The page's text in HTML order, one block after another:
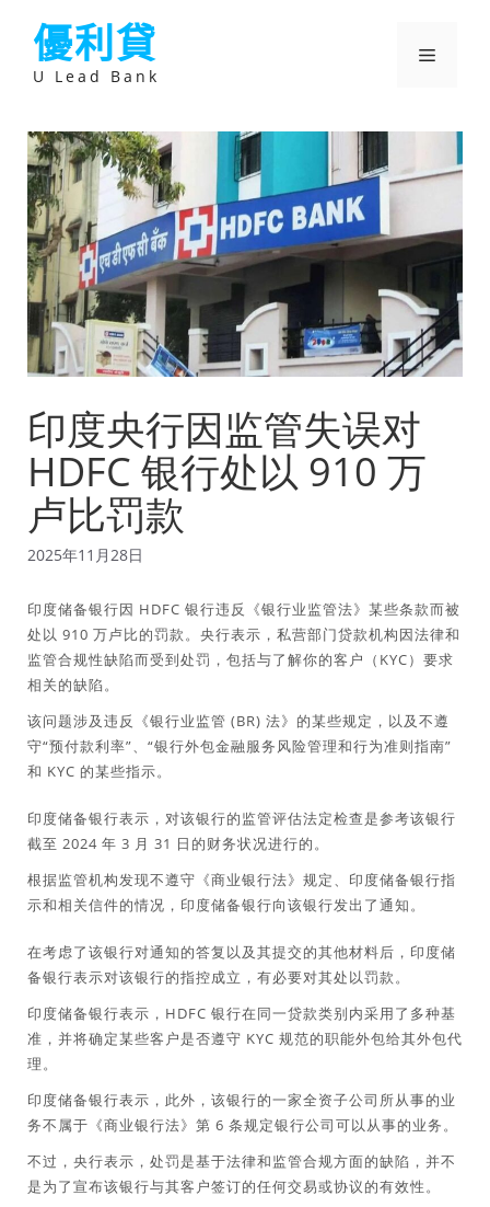
優利貸
U Lead Bank
選
印度央行因监管失误对
HDFC 银行处以 910 万
卢比罚款
2025年11月28日
印度储备银行因 HDFC 银行违反《银行业监管法》某些条款而被
处以 910 万卢比的罚款。央行表示，私营部门贷款机构因法律和
监管合规性缺陷而受到处罚，包括与了解你的客户（KYC）要求
相关的缺陷。
该问题涉及违反《银行业监管 (BR) 法》的某些规定，以及不遵
守“预付款利率”、“银行外包金融服务风险管理和行为准则指南”
和 KYC 的某些指示。
印度储备银行表示，对该银行的监管评估法定检查是参考该银行
截至 2024 年 3 月 31 日的财务状况进行的。
根据监管机构发现不遵守《商业银行法》规定、印度储备银行指
示和相关信件的情况，印度储备银行向该银行发出了通知。
在考虑了该银行对通知的答复以及其提交的其他材料后，印度储
备银行表示对该银行的指控成立，有必要对其处以罚款。
印度储备银行表示，HDFC 银行在同一贷款类别内采用了多种基
准，并将确定某些客户是否遵守 KYC 规范的职能外包给其外包代
理。
印度储备银行表示，此外，该银行的一家全资子公司所从事的业
务不属于《商业银行法》第 6 条规定银行公司可以从事的业务。
不过，央行表示，处罚是基于法律和监管合规方面的缺陷，并不
是为了宣布该银行与其客户签订的任何交易或协议的有效性。